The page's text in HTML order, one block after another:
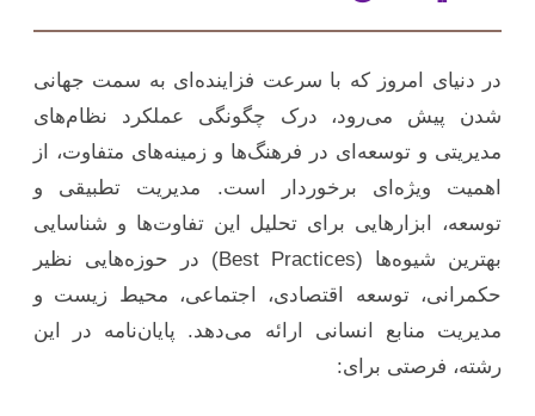
در دنیای امروز که با سرعت فزاینده‌ای به سمت جهانی
شدن پیش می‌رود، درک چگونگی عملکرد نظام‌های
مدیریتی و توسعه‌ای در فرهنگ‌ها و زمینه‌های متفاوت، از
اهمیت ویژه‌ای برخوردار است. مدیریت تطبیقی و
توسعه، ابزارهایی برای تحلیل این تفاوت‌ها و شناسایی
بهترین شیوه‌ها (Best Practices) در حوزه‌هایی نظیر
حکمرانی، توسعه اقتصادی، اجتماعی، محیط زیست و
مدیریت منابع انسانی ارائه می‌دهد. پایان‌نامه در این
رشته، فرصتی برای: